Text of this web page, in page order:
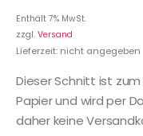
Enthält 7% MwSt.
zzgl. Versand
Lieferzeit: nicht angegeben
Dieser Schnitt ist
Papier und wird per
daher keine